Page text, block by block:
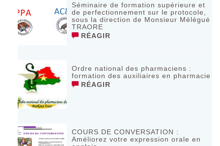
Séminaire de formation supérieure et
de perfectionnement sur le protocole,
sous la direction de Monsieur Mélégué
TRAORE
RÉAGIR
Ordre national des pharmaciens :
formation des auxiliaires en pharmacie
RÉAGIR
COURS DE CONVERSATION :
Améliorez votre expression orale en